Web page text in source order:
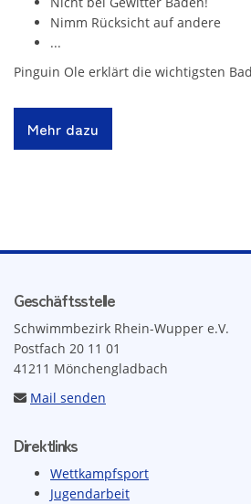
Nimm Rücksicht auf andere
...
Pinguin Ole erklärt die wichtigsten
Mehr dazu
Geschäftsstelle
Schwimmbezirk Rhein-Wupper e.V.
Postfach 20 11 01
41211 Mönchengladbach
Mail senden
Direktlinks
Wettkampfsport
Jugendarbeit